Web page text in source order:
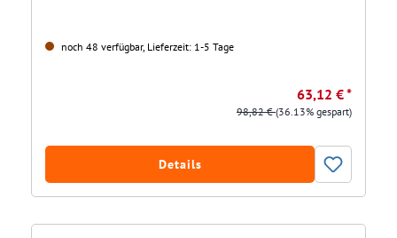
noch 48 verfügbar, Lieferzeit: 1-5 Tage
63,12 € *
98,82 €(36.13% gespart)
Details